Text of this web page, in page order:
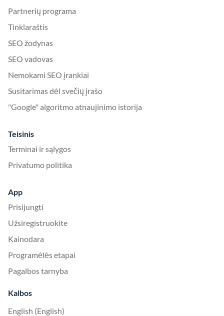
Partnerių programa
Tinklaraštis
SEO žodynas
SEO vadovas
Nemokami SEO įrankiai
Susitarimas dėl svečių įrašo
"Google" algoritmo atnaujinimo istorija
Teisinis
Terminai ir sąlygos
Privatumo politika
App
Prisijungti
Užsiregistruokite
Kainodara
Programėlės etapai
Pagalbos tarnyba
Kalbos
English (English)